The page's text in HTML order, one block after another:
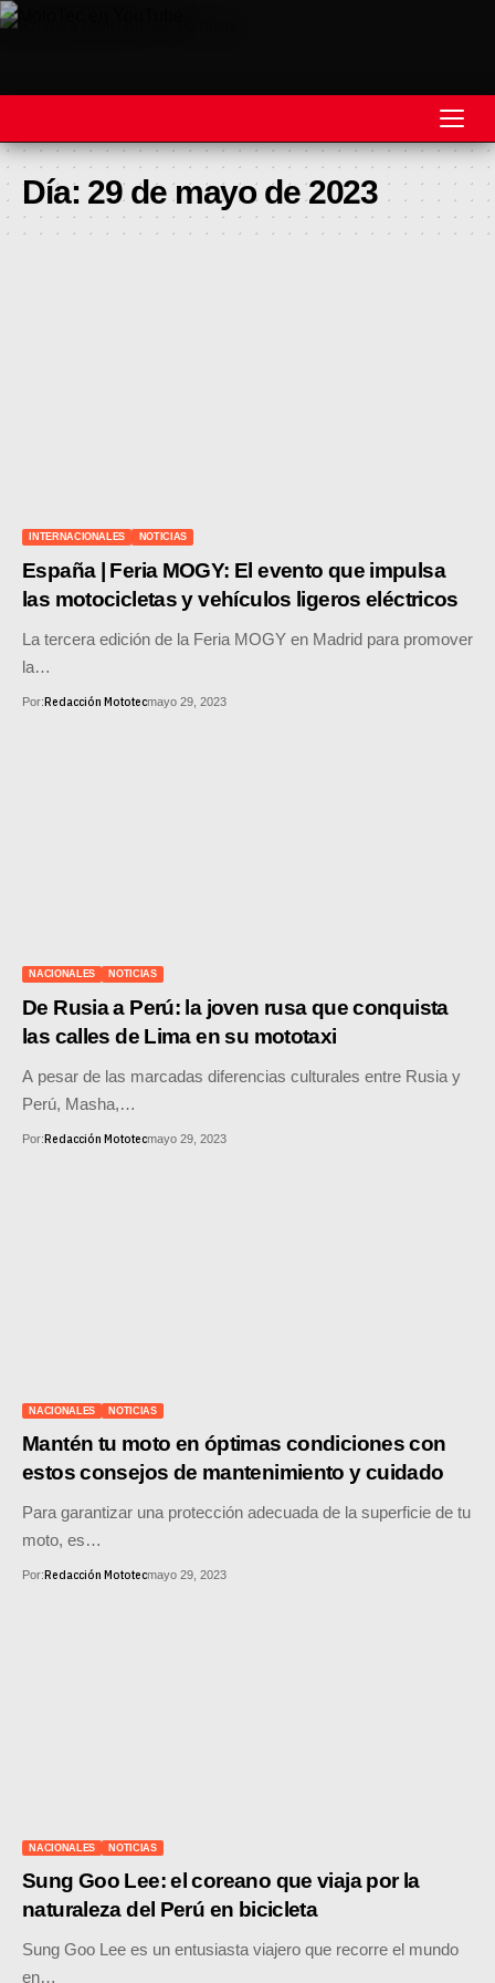
REVISTA
CROSS COUNTRY
MOTOS ACUÁTICAS
NOTICIAS
INTERNACIONALES
MOTOS HERO PERÚ
MOTOS ZONTES PERÚ
MOTOS HAOJUE PERÚ
MOTOS BENELLI PERÚ
Día: 29 de mayo de 2023
INTERNACIONALES NOTICIAS
España | Feria MOGY: El evento que impulsa
las motocicletas y vehículos ligeros eléctricos
La tercera edición de la Feria MOGY en Madrid para promover
la…
Por:Redacción Mototecmayo 29, 2023
NACIONALES NOTICIAS
De Rusia a Perú: la joven rusa que conquista
las calles de Lima en su mototaxi
A pesar de las marcadas diferencias culturales entre Rusia y
Perú, Masha,…
Por:Redacción Mototecmayo 29, 2023
NACIONALES NOTICIAS
Mantén tu moto en óptimas condiciones con
estos consejos de mantenimiento y cuidado
Para garantizar una protección adecuada de la superficie de tu
moto, es…
Por:Redacción Mototecmayo 29, 2023
NACIONALES NOTICIAS
Sung Goo Lee: el coreano que viaja por la
naturaleza del Perú en bicicleta
Sung Goo Lee es un entusiasta viajero que recorre el mundo
en…